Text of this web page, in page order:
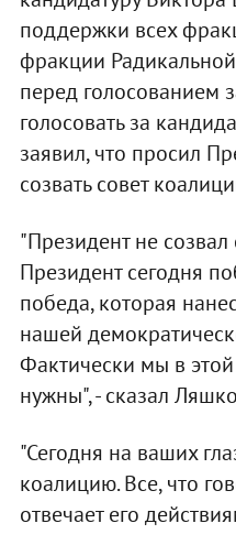
поддержки всех
фракции
перед голосованием
голосовать за
заявил, что просил
созвать совет
"Президент не созвал
Президент сегодня
победа, которая
нашей
Фактически мы в
нужны", - сказал
"Сегодня на ваших
коалицию. Все, что
отвечает его